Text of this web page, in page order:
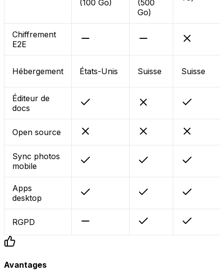
(100 Go)
(500
Go)
Chiffrement
E2E
Hébergement États-Unis Suisse Suisse
Éditeur de
docs
Open source
Sync photos
mobile
Apps
desktop
RGPD
Avantages